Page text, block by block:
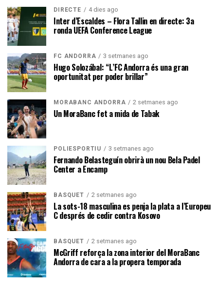
DIRECTE 4 dies ago
Inter d’Escaldes – Flora Tallin en directe: 3a
ronda UEFA Conference League
FC ANDORRA 3 setmanes ago
Hugo Solozábal: “L’FC Andorra és una gran
oportunitat per poder brillar”
MORABANC ANDORRA 2 setmanes ago
Un MoraBanc fet a mida de Tabak
POLIESPORTIU 3 setmanes ago
Fernando Belasteguín obrirà un nou Bela Padel
Center a Encamp
BÀSQUET 2 setmanes ago
La sots-18 masculina es penja la plata a l’Europeu
C després de cedir contra Kosovo
BÀSQUET 2 setmanes ago
McGriff reforça la zona interior del MoraBanc
Andorra de cara a la propera temporada